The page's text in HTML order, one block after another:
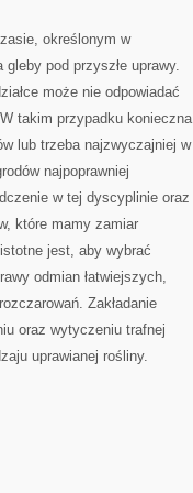
DALSZYM
MIEJSCE
określonym w
pod przyszłe uprawy.
może nie odpowiadać
takim przypadku konieczna
lub trzeba najzwyczajniej w
najpoprawniej
w tej dyscyplinie oraz
które mamy zamiar
jest, aby wybrać
odmian łatwiejszych,
Zakładanie
oraz wytyczeniu trafnej
uprawianej rośliny.